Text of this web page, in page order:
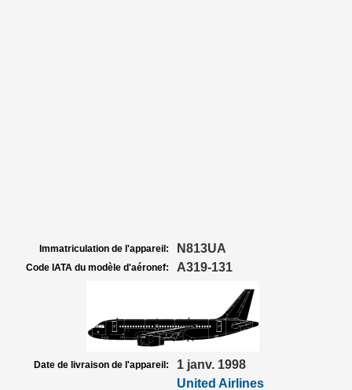
Immatriculation de l'appareil: N813UA
Code IATA du modèle d'aéronef: A319-131
Date de livraison de l'appareil: 1 janv. 1998
United Airlines